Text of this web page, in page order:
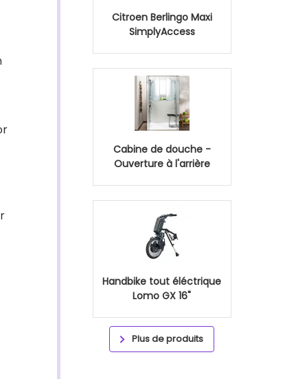
Citroen Berlingo Maxi
SimplyAccess
Cabine de douche -
Ouverture à l'arrière
Handbike tout éléctrique
Lomo GX 16"
Plus de produits